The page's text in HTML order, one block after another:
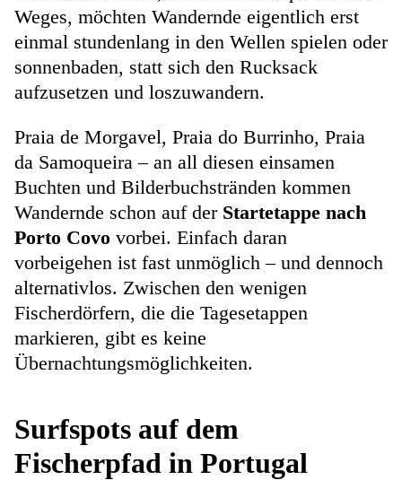
Weges, möchten Wandernde eigentlich erst
einmal stundenlang in den Wellen spielen oder
sonnenbaden, statt sich den Rucksack
aufzusetzen und loszuwandern.
Praia de Morgavel, Praia do Burrinho, Praia
da Samoqueira – an all diesen einsamen
Buchten und Bilderbuchstränden kommen
Wandernde schon auf der Startetappe nach
Porto Covo vorbei. Einfach daran
vorbeigehen ist fast unmöglich – und dennoch
alternativlos. Zwischen den wenigen
Fischerdörfern, die die Tagesetappen
markieren, gibt es keine
Übernachtungsmöglichkeiten.
Surfspots auf dem
Fischerpfad in Portugal